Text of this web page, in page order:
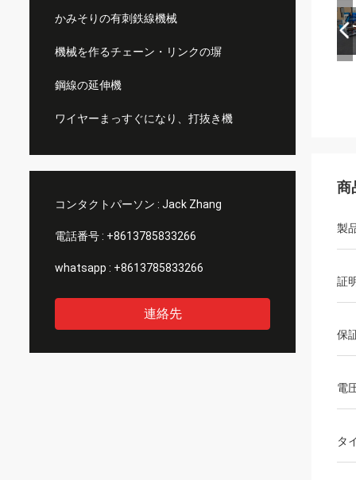
かみそりの有刺鉄線機械
機械を作るチェーン・リンクの塀
鋼線の延伸機
ワイヤーまっすぐになり、打抜き機
コンタクトパーソン : Jack Zhang
電話番号 : +8613785833266
whatsapp : +8613785833266
連絡先
商
製
証
保
電
タ